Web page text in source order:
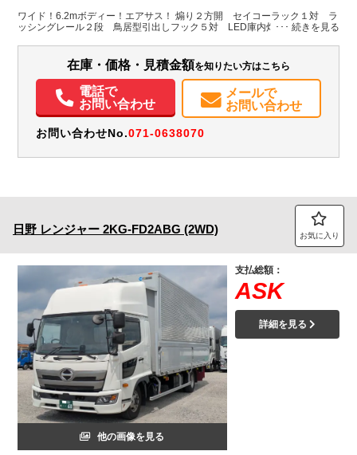
京都府
W:2,405
H:2,420
W:2,490
H:3,520
無
ワイド！6.2mボディー！エアサス！ 煽り２方開 セイコーラック１対 ラ
ッシングレール２段 鳥居型引出しフック５対 LED庫内灯３本
在庫・価格・見積金額を知りたい方はこちら
電話で
お問い合わせ
メールで
お問い合わせ
お問い合わせNo.071-0638070
日野 レンジャー 2KG-FD2ABG (2WD) お気に入り
他の画像を見る
支払総額：
ASK
詳細を見る